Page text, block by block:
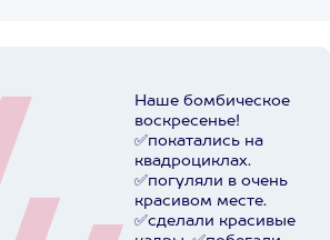
Наше бомбическое
воскресенье!
✅покатались на
квадроциклах.
✅погуляли в очень
красивом месте.
✅сделали красивые